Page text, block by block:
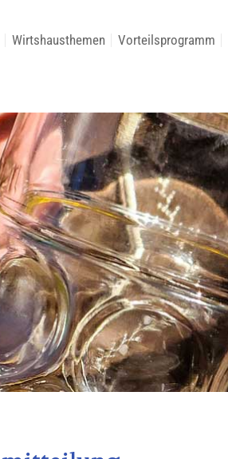
Wirtshausthemen Vorteilsprogramm